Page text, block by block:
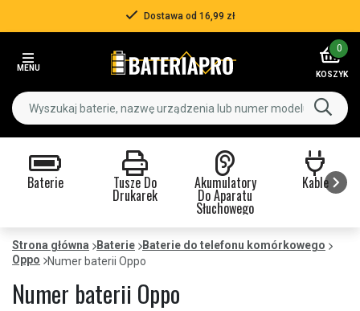
MENU
0
KOSZYK
Baterie Tusze Do
Drukarek
Akumulatory
Do Aparatu
Słuchowego
Kable
Strona główna Baterie
Baterie do telefonu komórkowego
Oppo
Numer baterii Oppo
Numer baterii Oppo